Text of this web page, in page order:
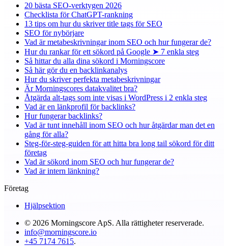
20 bästa SEO-verktygen 2026
Checklista för ChatGPT-rankning
13 tips om hur du skriver title tags för SEO
SEO för nybörjare
Vad är metabeskrivningar inom SEO och hur fungerar de?
Hur du rankar för ett sökord på Google ➤ 7 enkla steg
Så hittar du alla dina sökord i Morningscore
Så här gör du en backlinkanalys
Hur du skriver perfekta metabeskrivningar
Är Morningscores datakvalitet bra?
Åtgärda alt-tags som inte visas i WordPress i 2 enkla steg
Vad är en länkprofil för backlinks?
Hur fungerar backlinks?
Vad är tunt innehåll inom SEO och hur åtgärdar man det en
gång för alla?
Steg-för-steg-guiden för att hitta bra long tail sökord för ditt
företag
Vad är sökord inom SEO och hur fungerar de?
Vad är intern länkning?
Företag
Hjälpsektion
© 2026 Morningscore ApS. Alla rättigheter reserverade.
info@morningscore.io
+45 7174 7615.